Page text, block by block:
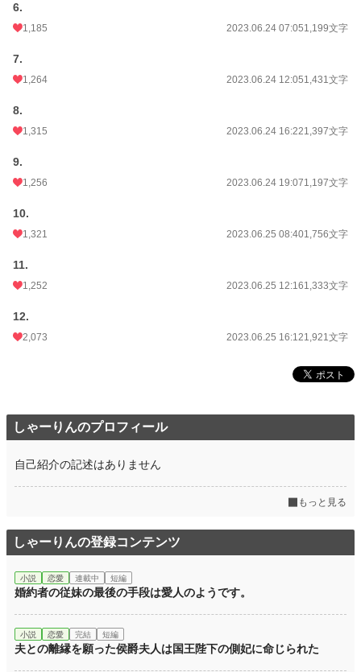
累計ポイント
6.
1,185 2023.06.24 07:051,199文字
7.
1,264 2023.06.24 12:051,431文字
8.
1,315 2023.06.24 16:221,397文字
9.
1,256 2023.06.24 19:071,197文字
10.
1,321 2023.06.25 08:401,756文字
11.
1,252 2023.06.25 12:161,333文字
12.
2,073 2023.06.25 16:121,921文字
しゃーりんのプロフィール
自己紹介の記述はありません
もっと見る
しゃーりんの登録コンテンツ
小説 恋愛 連載中 短編
婚約者の従妹の最後の手段は愛人のようです。
小説 恋愛 完結 短編
夫との離縁を願った侯爵夫人は国王陛下の側妃に命じられた